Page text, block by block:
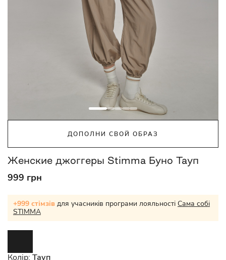
ДОПОЛНИ СВОЙ ОБРАЗ
Женские джоггеры Stimma Буно Тауп
999 грн
+999 стімзів для учасників програми лояльності Сама собі
STIMMA
Колір: Тауп